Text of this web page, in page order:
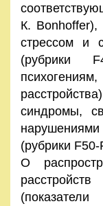
К. Bonhoffer),
стрессом и
(рубрики
синдромы,
(рубрики F50-
О